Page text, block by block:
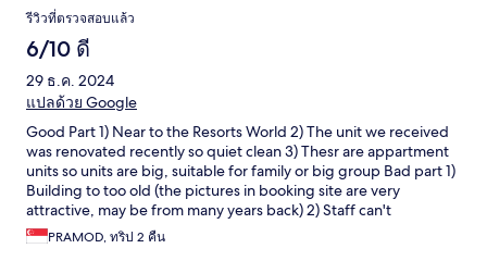
รีวิวที่ตรวจสอบแล้ว
6/10 ดี
29 ธ.ค. 2024
แปลด้วย Google
Good Part 1) Near to the Resorts World 2) The unit we received
was renovated recently so quiet clean 3) Thesr are appartment
units so units are big, suitable for family or big group Bad part 1)
Building to too old (the pictures in booking site are very
attractive, may be from many years back) 2) Staff can't
communicate in English (only owner knows English and not
available always). 3) Don't provide housekeeping service (atleast
PRAMOD, ทริป 2 คืน